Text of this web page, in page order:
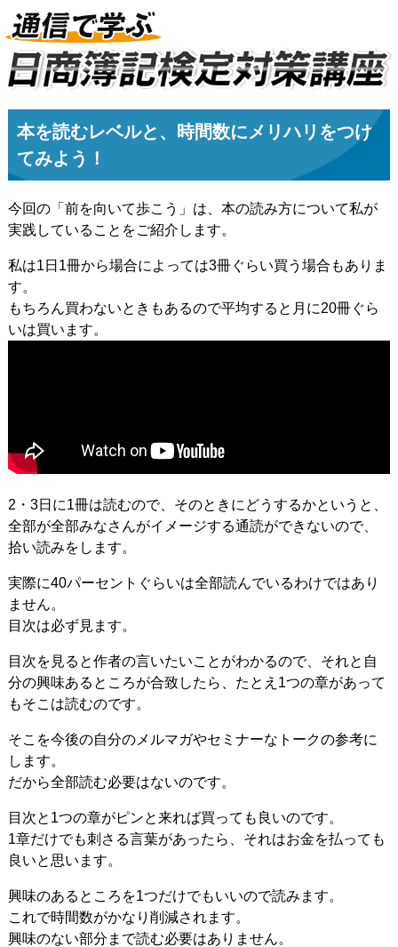
本を読むレベルと、時間数にメリハリをつけ
てみよう！
今回の「前を向いて歩こう」は、本の読み方について私が
実践していることをご紹介します。
私は1日1冊から場合によっては3冊ぐらい買う場合もありま
す。
もちろん買わないときもあるので平均すると月に20冊ぐら
いは買います。
2・3日に1冊は読むので、そのときにどうするかというと、
全部が全部みなさんがイメージする通読ができないので、
拾い読みをします。
実際に40パーセントぐらいは全部読んでいるわけではあり
ません。
目次は必ず見ます。
目次を見ると作者の言いたいことがわかるので、それと自
分の興味あるところが合致したら、たとえ1つの章があって
もそこは読むのです。
そこを今後の自分のメルマガやセミナーなトークの参考に
します。
だから全部読む必要はないのです。
目次と1つの章がピンと来れば買っても良いのです。
1章だけでも刺さる言葉があったら、それはお金を払っても
良いと思います。
興味のあるところを1つだけでもいいので読みます。
これで時間数がかなり削減されます。
興味のない部分まで読む必要はありません。